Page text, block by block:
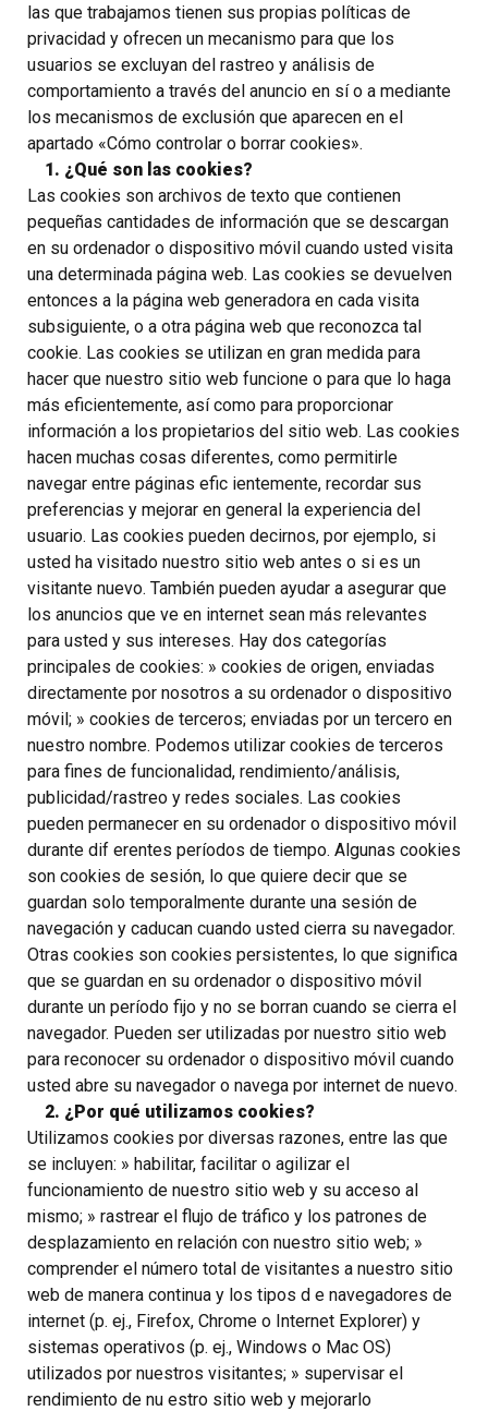
las que trabajamos tienen sus propias políticas de
privacidad y ofrecen un mecanismo para que los
usuarios se excluyan del rastreo y análisis de
comportamiento a través del anuncio en sí o a mediante
los mecanismos de exclusión que aparecen en el
apartado «Cómo controlar o borrar cookies».
1. ¿Qué son las cookies?
Las cookies son archivos de texto que contienen
pequeñas cantidades de información que se descargan
en su ordenador o dispositivo móvil cuando usted visita
una determinada página web. Las cookies se devuelven
entonces a la página web generadora en cada visita
subsiguiente, o a otra página web que reconozca tal
cookie. Las cookies se utilizan en gran medida para
hacer que nuestro sitio web funcione o para que lo haga
más eficientemente, así como para proporcionar
información a los propietarios del sitio web. Las cookies
hacen muchas cosas diferentes, como permitirle
navegar entre páginas efic ientemente, recordar sus
preferencias y mejorar en general la experiencia del
usuario. Las cookies pueden decirnos, por ejemplo, si
usted ha visitado nuestro sitio web antes o si es un
visitante nuevo. También pueden ayudar a asegurar que
los anuncios que ve en internet sean más relevantes
para usted y sus intereses. Hay dos categorías
principales de cookies: » cookies de origen, enviadas
directamente por nosotros a su ordenador o dispositivo
móvil; » cookies de terceros; enviadas por un tercero en
nuestro nombre. Podemos utilizar cookies de terceros
para fines de funcionalidad, rendimiento/análisis,
publicidad/rastreo y redes sociales. Las cookies
pueden permanecer en su ordenador o dispositivo móvil
durante dif erentes períodos de tiempo. Algunas cookies
son cookies de sesión, lo que quiere decir que se
guardan solo temporalmente durante una sesión de
navegación y caducan cuando usted cierra su navegador.
Otras cookies son cookies persistentes, lo que significa
que se guardan en su ordenador o dispositivo móvil
durante un período fijo y no se borran cuando se cierra el
navegador. Pueden ser utilizadas por nuestro sitio web
para reconocer su ordenador o dispositivo móvil cuando
usted abre su navegador o navega por internet de nuevo.
2. ¿Por qué utilizamos cookies?
Utilizamos cookies por diversas razones, entre las que
se incluyen: » habilitar, facilitar o agilizar el
funcionamiento de nuestro sitio web y su acceso al
mismo; » rastrear el flujo de tráfico y los patrones de
desplazamiento en relación con nuestro sitio web; »
comprender el número total de visitantes a nuestro sitio
web de manera continua y los tipos d e navegadores de
internet (p. ej., Firefox, Chrome o Internet Explorer) y
sistemas operativos (p. ej., Windows o Mac OS)
utilizados por nuestros visitantes; » supervisar el
rendimiento de nu estro sitio web y mejorarlo